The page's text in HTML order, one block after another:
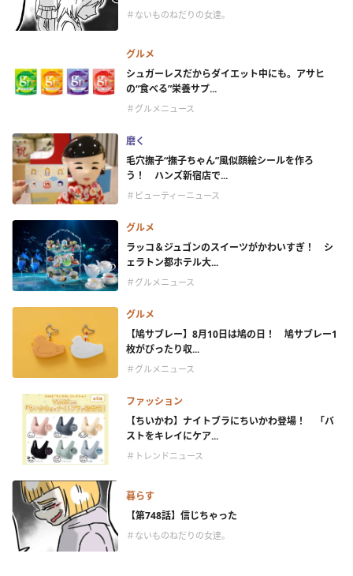
＃ないものねだりの女達。
グルメ
シュガーレスだからダイエット中にも。アサヒ
の“食べる”栄養サプ...
＃グルメニュース
磨く
毛穴撫子“撫子ちゃん”風似顔絵シールを作ろ
う！ ハンズ新宿店で...
＃ビューティーニュース
グルメ
ラッコ＆ジュゴンのスイーツがかわいすぎ！ シ
ェラトン都ホテル大...
＃グルメニュース
グルメ
【鳩サブレー】8月10日は鳩の日！ 鳩サブレー1
枚がぴったり収...
＃グルメニュース
ファッション
【ちいかわ】ナイトブラにちいかわ登場！ 「バ
ストをキレイにケア...
＃トレンドニュース
暮らす
【第748話】信じちゃった
＃ないものねだりの女達。